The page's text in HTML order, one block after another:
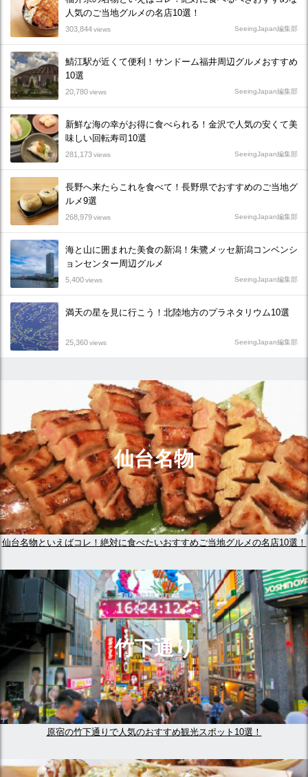
人気のご当地グルメの名店10選！
303,844views SeeingJapan編集部
鯖江駅が近くて便利！サンドーム福井周辺グルメおすすめ
10選
20,780views SeeingJapan編集部
新鮮な海の幸がお得に食べられる！金沢で人気の安くて美
味しい回転寿司10選
281,173views SeeingJapan編集部
長野へ来たらこれを食べて！長野県でおすすめのご当地グ
ルメ9選
268,979views SeeingJapan編集部
海と山に囲まれた美食の新潟！朱鷺メッセ新潟コンベンシ
ョンセンター周辺グルメ
5,400views SeeingJapan編集部
満天の星を見に行こう！北陸地方のプラネタリウム10選
25,360views SeeingJapan編集部
仙台名物
仙台名物といえばコレ！絶対に食べたいおすすめご当地グルメの名店10選！
竹下通り
原宿の竹下通りで人気のおすすめ観光スポット10選！